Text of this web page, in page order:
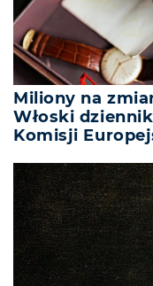
Miliony na
Włoski
Komisji